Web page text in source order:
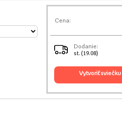
Cena:
Dodanie:
st. (19.08)
vytvoriť sviečku